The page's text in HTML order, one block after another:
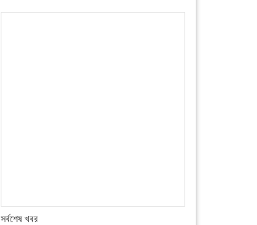
সর্বশেষ খবর